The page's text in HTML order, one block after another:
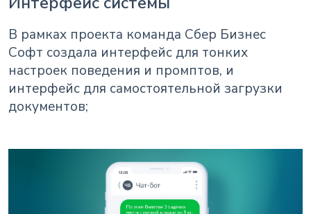
В рамках проекта команда Сбер Бизнес
Софт создала интерфейс для тонких
настроек поведения и промптов, и
интерфейс для самостоятельной загрузки
документов;